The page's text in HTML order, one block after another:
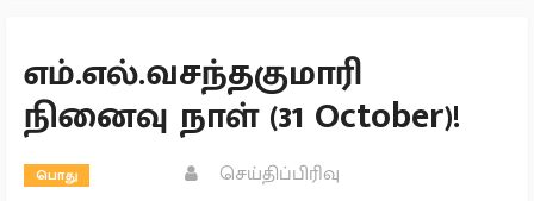
எம்.எல்.வசந்தகுமாரி
நினைவு நாள் (31 October)!
பொது
செய்திப்பிரிவு